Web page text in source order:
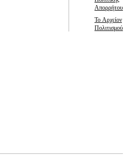
Απορρήτου
Το Αρχείον
Πολιτισμού